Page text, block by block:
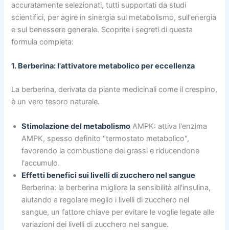
accuratamente selezionati, tutti supportati da studi
scientifici, per agire in sinergia sul metabolismo, sull'energia
e sul benessere generale. Scoprite i segreti di questa
formula completa:
1. Berberina: l'attivatore metabolico per eccellenza
La berberina, derivata da piante medicinali come il crespino,
è un vero tesoro naturale.
Stimolazione del metabolismo AMPK: attiva l'enzima
AMPK, spesso definito "termostato metabolico",
favorendo la combustione dei grassi e riducendone
l'accumulo.
Effetti benefici sui livelli di zucchero nel sangue
Berberina: la berberina migliora la sensibilità all'insulina,
aiutando a regolare meglio i livelli di zucchero nel
sangue, un fattore chiave per evitare le voglie legate alle
variazioni dei livelli di zucchero nel sangue.